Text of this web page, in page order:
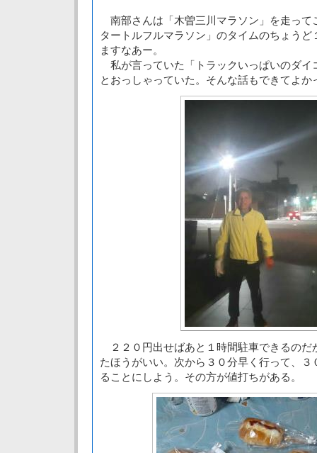
南部さんは「木曽三川マラソン」を走って
タートルフルマラソン」のタイムのちょう
ますなあー。
私が言っていた「トラックいっぱいのダイ
とおっしゃっていた。そんな話もできてよか
２２０円出せばあと１時間駐車できるのだ
たほうがいい。次から３０分早く行って、
ることにしよう。その方が値打ちがある。